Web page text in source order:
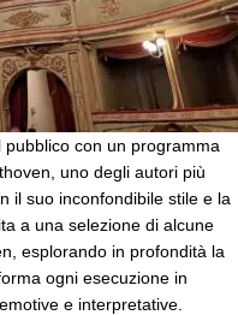
con un programma
uno degli autori più
il suo inconfondibile stile e la
a una selezione di alcune
esplorando in profondità la
ogni esecuzione in
e interpretative.